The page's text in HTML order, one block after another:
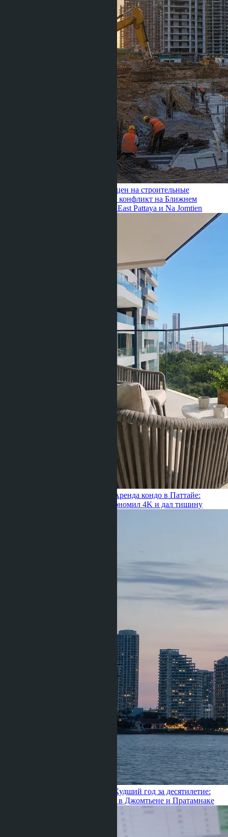
Рост цен на строительные
материалы в Таиланде 2026: как конфликт на Ближнем
Востоке влияет на новостройки East Pattaya и Na Jomtien
Аренда кондо в Паттайе:
переезд из центра в Наклыа сэкономил 4K и дал тишину
Худший год за десятилетие:
как падение рынка меняет цены в Джомтьене и Пратамнаке